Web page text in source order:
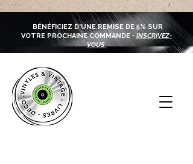
BÉNÉFICIEZ D'UNE REMISE DE 5% SUR
VOTRE PROCHAINE COMMANDE • INSCRIVEZ-
VOUS